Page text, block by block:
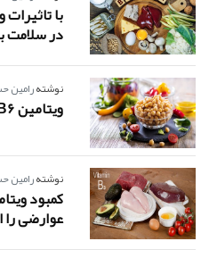
در سلامت
نوشتهرامین
ویتامین B6 چیست و چه خواصی دارد
نوشتهرامین
عوارضی را